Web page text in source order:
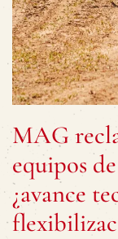
MAG
equipos
¿avance